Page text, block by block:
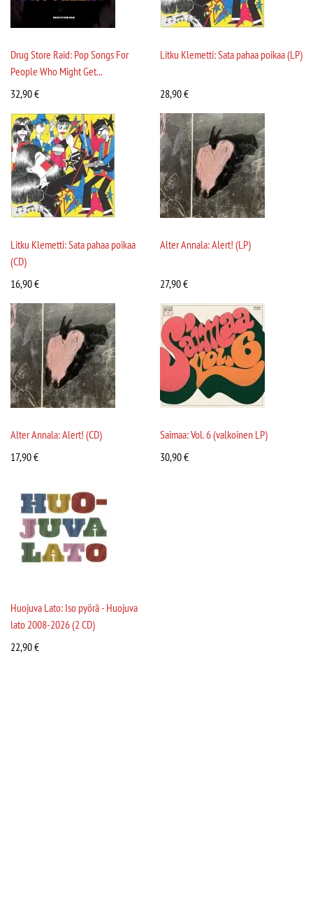
Drug Store Raid: Pop Songs For
People Who Might Get...
32,90€
Litku Klemetti: Sata pahaa poikaa (LP)
28,90€
Litku Klemetti: Sata pahaa poikaa
(CD)
16,90€
Alter Annala: Alert! (LP)
27,90€
Alter Annala: Alert! (CD)
17,90€
Saimaa: Vol. 6 (valkoinen LP)
30,90€
Huojuva Lato: Iso pyörä - Huojuva
lato 2008-2026 (2 CD)
22,90€